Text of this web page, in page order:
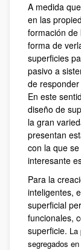
A medida
en las
formación de
forma de
superficies
pasivo a
de
En este
diseño de
la gran
presentan
con la que
interesante
Para la
inteligentes,
superficial
funcionales,
superficie. La
segregados